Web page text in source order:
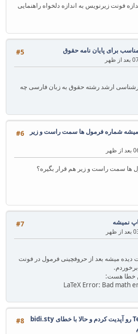
فونت زیرنویس به اندازه دلخواه راهنمایی
#5 برای پایان نامه حقوق
ارشد رشته حقوق به زبان فارسی چه
#6
شماره فرمول ها سمت راست و زیر
ها سمت راست و زیر هم قرار بگیره؟
#7 نمیشه
میشه بعد از حروفچینی فرمول در فونت
خطا هست:
#8
texlive رو آپدیت کردم و حالا با خطای bidi.sty